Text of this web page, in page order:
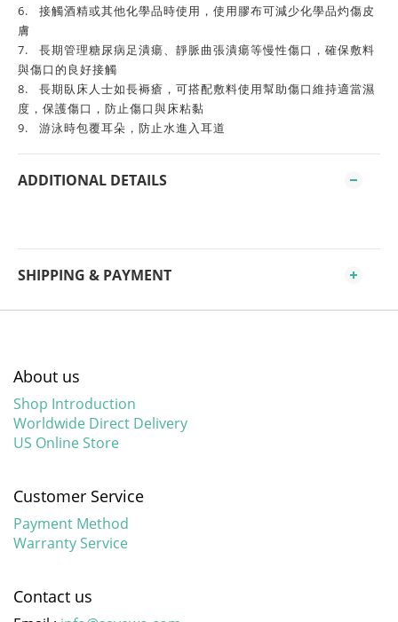
6.
接觸酒精或其他化學品時使用，使用膠布可減少化學品灼傷皮
膚
7.
長期管理糖尿病足潰瘍、靜脈曲張潰瘍等慢性傷口，確保敷料
與傷口的良好接觸
8.
長期臥床人士如長褥瘡，可搭配敷料使用幫助傷口維持適當濕
度，保護傷口，防止傷口與床粘黏
9.
游泳時包覆耳朵，防止水進入耳道
ADDITIONAL DETAILS
SHIPPING & PAYMENT
About us
Shop Introduction
Worldwide Direct Delivery
US Online Store
Customer Service
Payment Method
Warranty Service
Contact us